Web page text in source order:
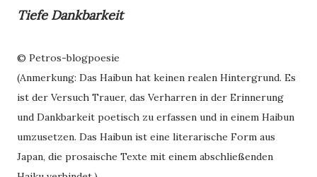
Tiefe Dankbarkeit
© Petros-blogpoesie
(Anmerkung: Das Haibun hat keinen realen Hintergrund. Es
ist der Versuch Trauer, das Verharren in der Erinnerung
und Dankbarkeit poetisch zu erfassen und in einem Haibun
umzusetzen. Das Haibun ist eine literarische Form aus
Japan, die prosaische Texte mit einem abschließenden